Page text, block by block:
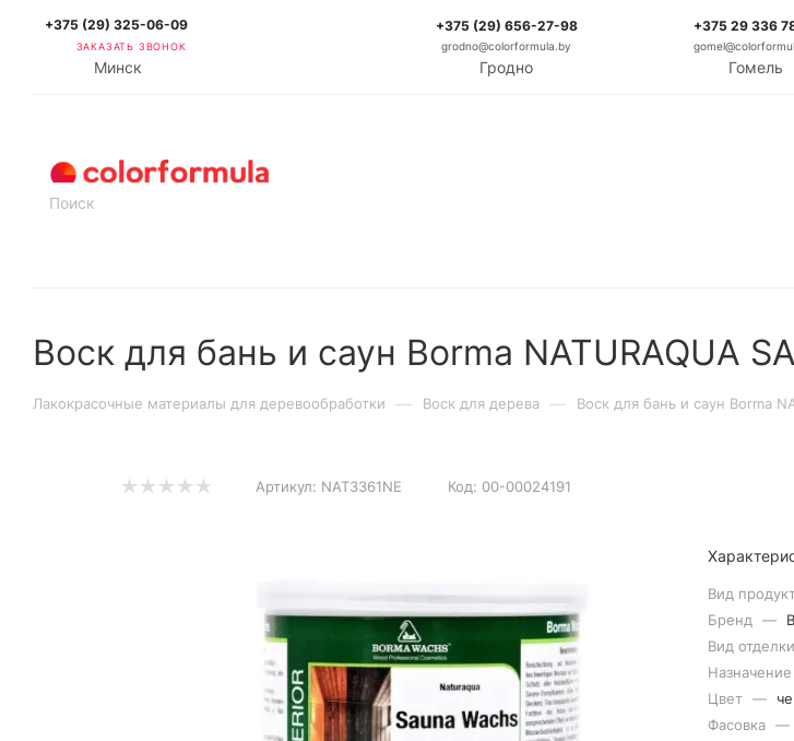
+375 (29) 325-06-09
ЗАКАЗАТЬ ЗВОНОК
Минск
+375 (29) 656-27-98
grodno@colorformula.by
Гродно
+375 29 336
Гомель
Воск для бань и саун Borma NATURAQUA
Лакокрасочные материалы для деревообработки — Воск для дерева — Воск для бань и саун Borma
Артикул: NAT3361NE Код: 00-00024191
Вид
Бренд
—
Вид отделки
Назначение
Цвет —
Фасовка —